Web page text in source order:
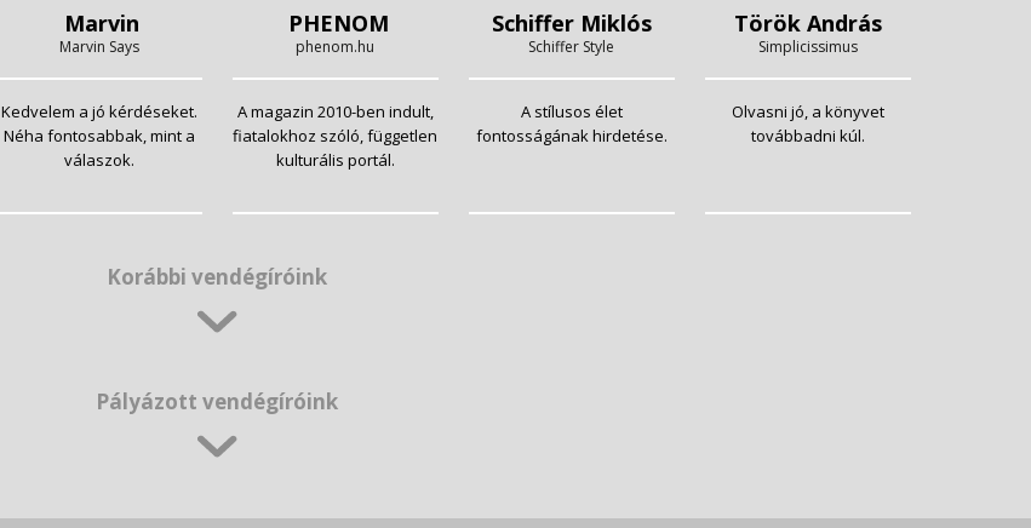
Marvin
Marvin Says
Kedvelem a jó kérdéseket.
Néha fontosabbak, mint a
válaszok.
PHENOM
phenom.hu
A magazin 2010-ben indult,
fiatalokhoz szóló, független
kulturális portál.
Schiffer Miklós
Schiffer Style
A stílusos élet
fontosságának hirdetése.
Török András
Simplicissimus
Olvasni jó, a könyvet
továbbadni kúl.
Korábbi vendégíróink
Pályázott vendégíróink